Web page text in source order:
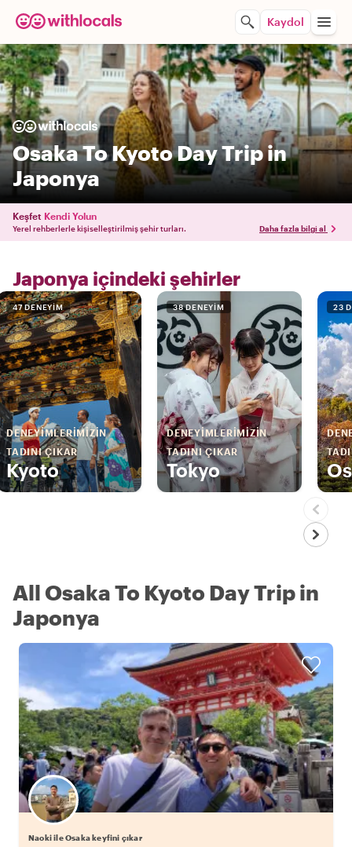
Kaydol
Osaka To Kyoto Day Trip in
Japonya
Keşfet Kendi Yolun
Yerel rehberlerle kişiselleştirilmiş şehir turları. Daha fazla bilgi al
Japonya içindeki şehirler
47 DENEYIM
DENEYIMLERIMIZIN
TADINI ÇIKAR
Kyoto
38 DENEYIM
DENEYIMLERIMIZIN
TADINI ÇIKAR
Tokyo
23
All Osaka To Kyoto Day Trip in
Japonya
Naoki ile Osaka keyfini çıkar